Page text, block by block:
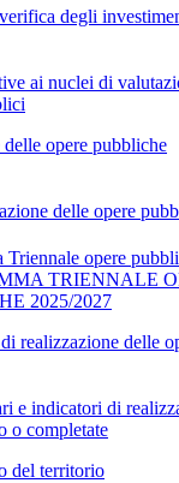
degli
ai nuclei di
opere pubbliche
delle opere
Triennale opere
TRIENNALE
2025/2027
realizzazione delle
e indicatori di
o completate
del territorio